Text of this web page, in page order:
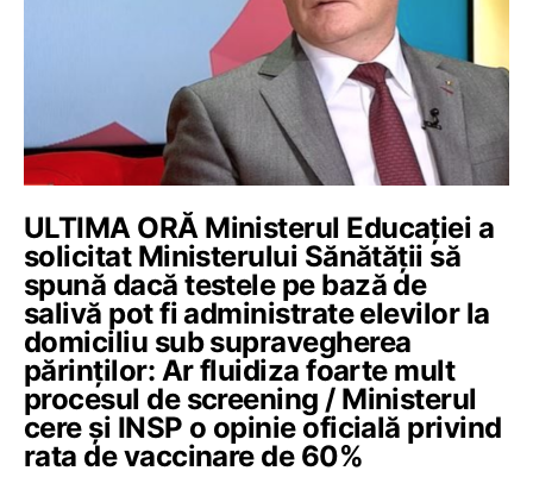
ULTIMA ORĂ Ministerul Educației a
solicitat Ministerului Sănătății să
spună dacă testele pe bază de
salivă pot fi administrate elevilor la
domiciliu sub supravegherea
părinților: Ar fluidiza foarte mult
procesul de screening / Ministerul
cere și INSP o opinie oficială privind
rata de vaccinare de 60%